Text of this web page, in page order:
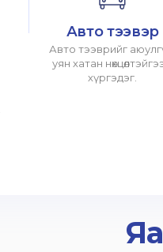
Авто тээвэр
Авто тээврийг
уян хатан
хүргэдэг.